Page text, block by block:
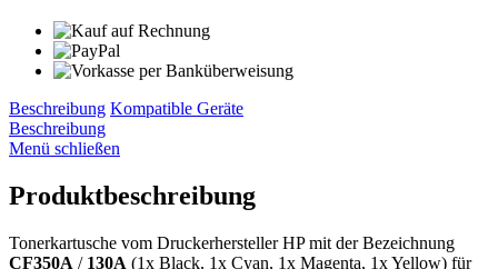
Beschreibung Kompatible Geräte
Beschreibung
Menü schließen
Produktbeschreibung
Tonerkartusche vom Druckerhersteller HP mit der Bezeichnung
CF350A / 130A (1x Black, 1x Cyan, 1x Magenta, 1x Yellow) für